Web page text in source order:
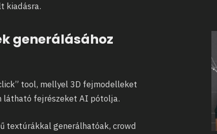
kiadásra.
generálásához
tool, mellyel 3D fejmodelleket
látható fejrészeket AI pótolja.
textúrákkal generálhatóak, crowd